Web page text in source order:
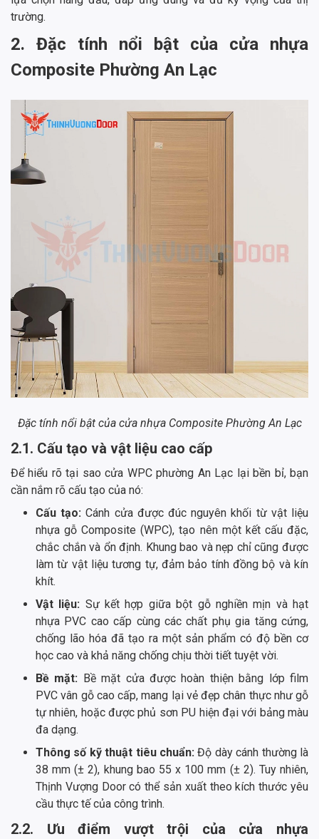
trường.
2. Đặc tính nổi bật của cửa nhựa
Composite Phường An Lạc
Đặc tính nổi bật của cửa nhựa Composite Phường An Lạc
2.1. Cấu tạo và vật liệu cao cấp
Để hiểu rõ tại sao cửa WPC phường An Lạc lại bền bỉ, bạn
cần nắm rõ cấu tạo của nó:
Cấu tạo:Cánh cửa được đúc nguyên khối từ vật liệu
nhựa gỗ Composite (WPC), tạo nên một kết cấu đặc,
chắc chắn và ổn định. Khung bao và nẹp chỉ cũng được
làm từ vật liệu tương tự, đảm bảo tính đồng bộ và kín
khít.
Vật liệu: Sự kết hợp giữa bột gỗ nghiền mịn và hạt
nhựa PVC cao cấp cùng các chất phụ gia tăng cứng,
chống lão hóa đã tạo ra một sản phẩm có độ bền cơ
học cao và khả năng chống chịu thời tiết tuyệt vời.
Bề mặt: Bề mặt cửa được hoàn thiện bằng lớp film
PVC vân gỗ cao cấp, mang lại vẻ đẹp chân thực như gỗ
tự nhiên, hoặc được phủ sơn PU hiện đại với bảng màu
đa dạng.
Thông số kỹ thuật tiêu chuẩn: Độ dày cánh thường là
38 mm (± 2), khung bao 55 x 100 mm (± 2). Tuy nhiên,
Thịnh Vượng Door có thể sản xuất theo kích thước yêu
cầu thực tế của công trình.
2.2. Ưu điểm vượt trội của cửa nhựa